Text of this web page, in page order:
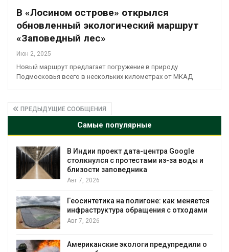
В «Лосином острове» открылся
обновленный экологический маршрут
«Заповедный лес»
Июн 2, 2025
Новый маршрут предлагает погружение в природу
Подмосковья всего в нескольких километрах от МКАД
ПРЕДЫДУЩИЕ СООБЩЕНИЯ
Самые популярные
Дождевая вода с крыш может помочь
городам переживать жару
Авг 7, 2026
строительство мусорных объектов и
уборку контейнерных площадок
Авг 7, 2026
Панамский канал вновь ограничивает